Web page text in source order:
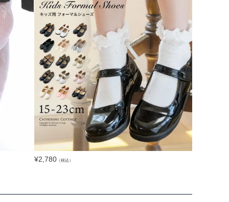
¥2,780 （税込）